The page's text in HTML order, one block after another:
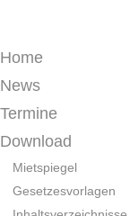
Home
News
Termine
Download
Mietspiegel
Gesetzesvorlagen